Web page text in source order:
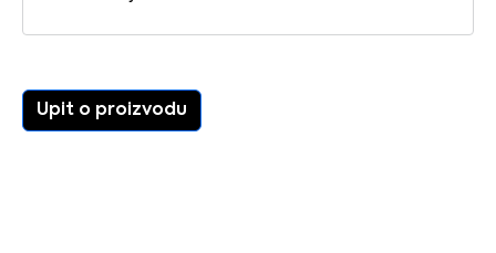
Upit o proizvodu